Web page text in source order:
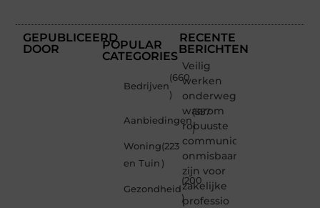
GEPUBLICEERD
DOOR
POPULAR
CATEGORIES
Bedrijven
(660
)
Aanbiedingen
(357
)
Woning
en Tuin
(223
)
Gezondheid
(200
)
RECENTE
BERICHTEN
Veilig
werken
onderweg:
waarom
robuuste
communicatiemiddelen
onmisbaar
zijn voor
zakelijke
professio